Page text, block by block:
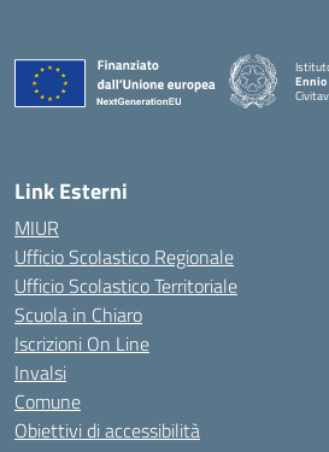
Ennio
Link Esterni
MIUR
Ufficio Scolastico Regionale
Ufficio Scolastico Territoriale
Scuola in Chiaro
Iscrizioni On Line
Invalsi
Comune
Obiettivi di accessibilità